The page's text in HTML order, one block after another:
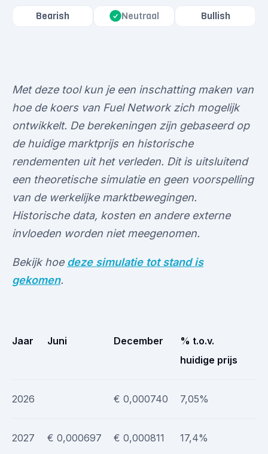
Bearish Neutraal Bullish
Met deze tool kun je een inschatting maken van
hoe de koers van Fuel Network zich mogelijk
ontwikkelt. De berekeningen zijn gebaseerd op
de huidige marktprijs en historische
rendementen uit het verleden. Dit is uitsluitend
een theoretische simulatie en geen voorspelling
van de werkelijke marktbewegingen.
Historische data, kosten en andere externe
invloeden worden niet meegenomen.
Bekijk hoe deze simulatie tot stand is
gekomen.
Jaar Juni December
% t.o.v.
huidige prijs
2026 € 0,000740 7,05%
2027 € 0,000697 € 0,000811 17,4%